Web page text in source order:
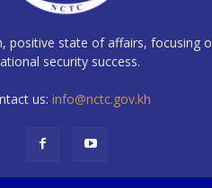
positive state of affairs, focusing
security success.
us: info@nctc.gov.kh